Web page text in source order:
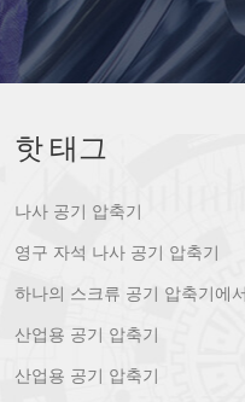
절약합니다 30 %, 에너지 절약 효
. 에너지를 절약 할 수 있습니다. 년.
175-3 방전 압력 (Mpa) 0.3 공기 배
45 전력 (kW) 132 배기 인터페이
* 2400 무게 (kg) 4200 1 、 회사
저우 Huade 전기 기계 & 장비 유한 (
Machinery Co., Ltd)는 서해안 도
기 전문 제조업체 중 하나이며 장비는
보 된 현재입니다. 그리고 우리 회사는
첨단 기술입니다 enterprise.We 일련
스크류 공기 압축기를 개발, 설계 및
기계 인증 및 ccc 인증, CE 인증,
핫 태그
나사 공기 압축기
영구 자석 나사 공기 압축기
하나의 스크류 공기 압축기에
산업용 공기 압축기
산업용 공기 압축기